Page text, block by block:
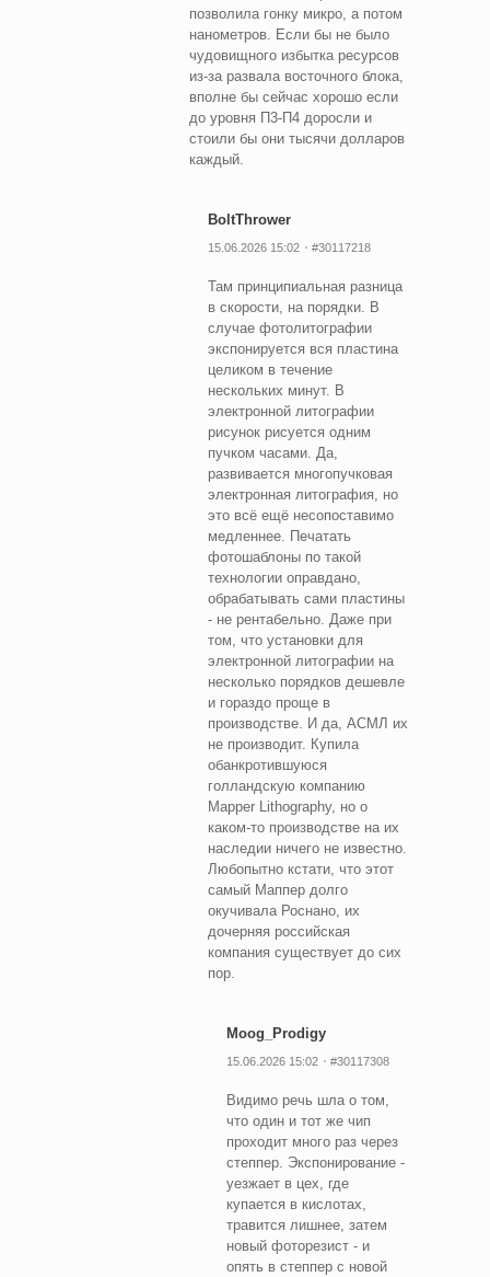
позволила гонку микро, а потом
нанометров. Если бы не было
чудовищного избытка ресурсов
из-за развала восточного блока,
вполне бы сейчас хорошо если
до уровня П3-П4 доросли и
стоили бы они тысячи долларов
каждый.
BoltThrower
15.06.2026 15:02 #30117218
Там принципиальная разница
в скорости, на порядки. В
случае фотолитографии
экспонируется вся пластина
целиком в течение
нескольких минут. В
электронной литографии
рисунок рисуется одним
пучком часами. Да,
развивается многопучковая
электронная литография, но
это всё ещё несопоставимо
медленнее. Печатать
фотошаблоны по такой
технологии оправдано,
обрабатывать сами пластины
- не рентабельно. Даже при
том, что установки для
электронной литографии на
несколько порядков дешевле
и гораздо проще в
производстве. И да, АСМЛ их
не производит. Купила
обанкротившуюся
голландскую компанию
Mapper Lithography, но о
каком-то производстве на их
наследии ничего не известно.
Любопытно кстати, что этот
самый Маппер долго
окучивала Роснано, их
дочерняя российская
компания существует до сих
пор.
Moog_Prodigy
15.06.2026 15:02 #30117308
Видимо речь шла о том,
что один и тот же чип
проходит много раз через
степпер. Экспонирование -
уезжает в цех, где
купается в кислотах,
травится лишнее, затем
новый фоторезист - и
опять в степпер с новой